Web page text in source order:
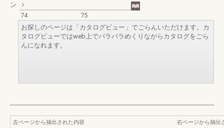
ン
74
75
お探しのページは「カタログビュー」でごらんいただけます。カ
タログビューではweb上でパラパラめくりながらカタログをごら
んになれます。
左ページから抽出された内容
右ページから抽出